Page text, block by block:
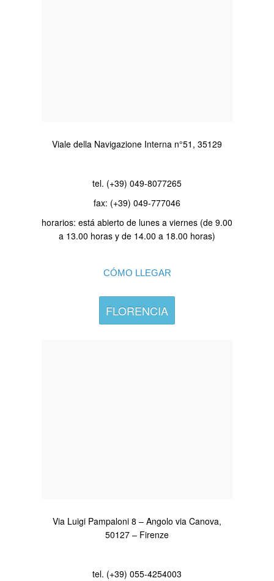
Viale della Navigazione Interna n°51, 35129
tel. (+39) 049-8077265
fax: (+39) 049-777046
horarios: está abierto de lunes a viernes (de 9.00
a 13.00 horas y de 14.00 a 18.00 horas)
CÓMO LLEGAR
FLORENCIA
Via Luigi Pampaloni 8 – Angolo via Canova,
50127 – Firenze
tel. (+39) 055-4254003